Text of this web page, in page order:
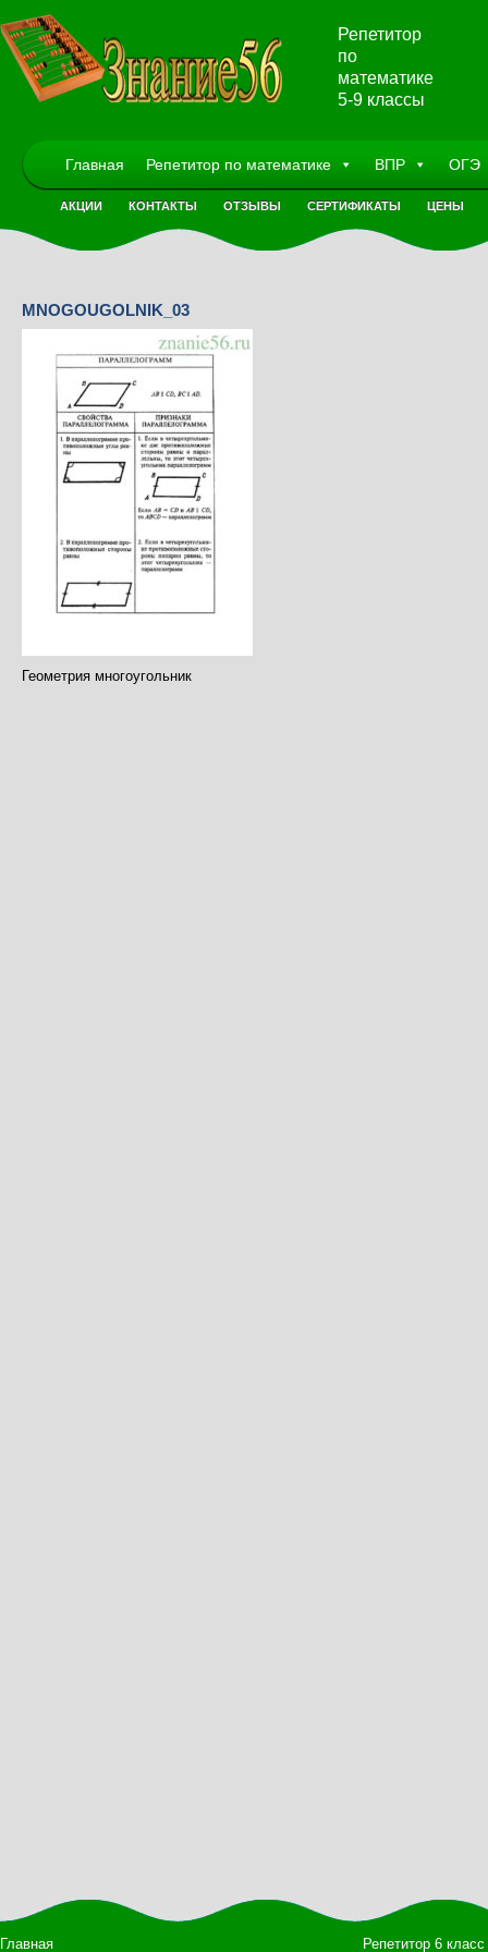
Репетитор
по
математике
5-9 классы
Главная Репетитор по математике ВПР ОГЭ
АКЦИИ КОНТАКТЫ ОТЗЫВЫ СЕРТИФИКАТЫ ЦЕНЫ
MNOGOUGOLNIK_03
Геометрия многоугольник
Главная Репетитор 6 класс